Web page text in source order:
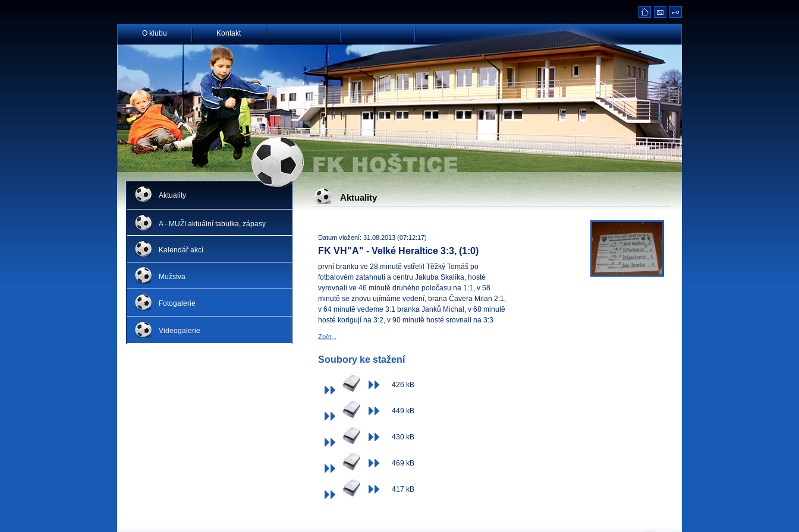
O klubu Kontakt
Aktuality
A - MUŽI aktuální tabulka, zápasy
Kalendář akcí
Mužstva
Fotogalerie
Videogalerie
Aktuality
Datum vložení: 31.08.2013 (07:12:17)
FK VH"A" - Velké Heraltice 3:3, (1:0)
první branku ve 28 minutě vstřelil Těžký Tomáš po
fotbalovém zatahnutí a centru Jakuba Skalíka, hosté
vyrovnali ve 46 minutě druhého poločasu na 1:1, v 58
minutě se znovu ujímáme vedení, brana Čavera Milan 2:1,
v 64 minutě vedeme 3:1 branka Janků Michal, v 68 minutě
hosté korigují na 3:2, v 90 minutě hosté srovnali na 3:3
Zpět...
Soubory ke stažení
426 kB
449 kB
430 kB
469 kB
417 kB